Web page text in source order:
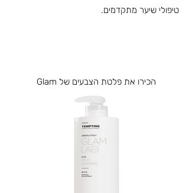
טיפולי שיער מתקדמים.
הכירו את פלטת הצבעים של Glam